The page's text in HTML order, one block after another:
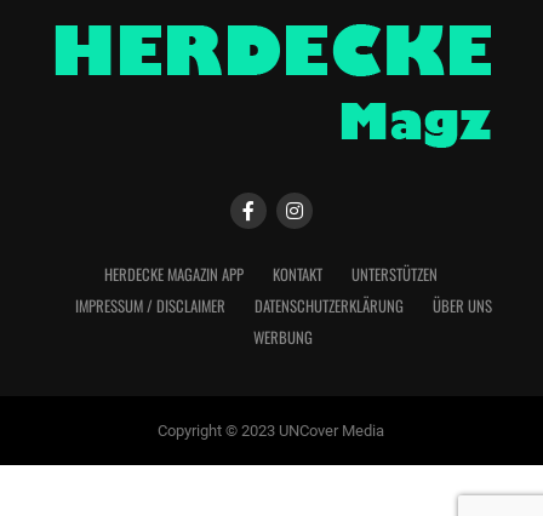
HERDECKE MAGAZIN APP KONTAKT
UNTERSTÜTZEN
IMPRESSUM / DISCLAIMER
DATENSCHUTZERKLÄRUNG
ÜBER UNS
WERBUNG
Copyright © 2023 UNCover Media